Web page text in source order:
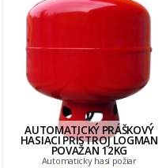
AUTOMATICKÝ PRÁŠKOVÝ
HASIACI PRÍSTROJ LOGMAN
POVAŽAN 12KG
Automaticky hasí požiar